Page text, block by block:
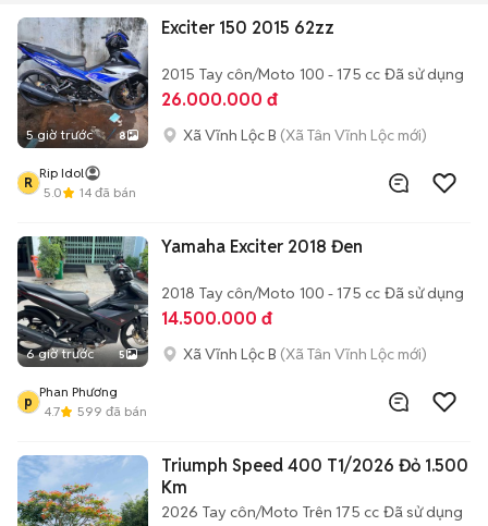
5 giờ trước 8
Exciter 150 2015 62zz
2015 Tay côn/Moto 100 - 175 cc Đã sử dụng
26.000.000 đ
Xã Vĩnh Lộc B (Xã Tân Vĩnh Lộc mới)
R
Rip Idol
5.0
14 đã bán
6 giờ trước 5
Yamaha Exciter 2018 Đen
2018 Tay côn/Moto 100 - 175 cc Đã sử dụng
14.500.000 đ
Xã Vĩnh Lộc B (Xã Tân Vĩnh Lộc mới)
p
Phan Phương
4.7
599 đã bán
Triumph Speed 400 T1/2026 Đỏ 1.500
Km
2026 Tay côn/Moto Trên 175 cc Đã sử dụng